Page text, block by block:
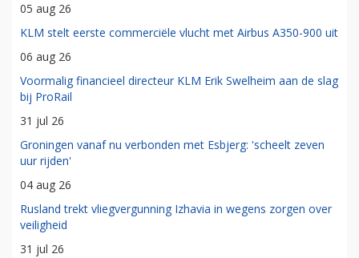
05 aug 26
KLM stelt eerste commerciële vlucht met Airbus A350-900 uit
06 aug 26
Voormalig financieel directeur KLM Erik Swelheim aan de slag
bij ProRail
31 jul 26
Groningen vanaf nu verbonden met Esbjerg: 'scheelt zeven
uur rijden'
04 aug 26
Rusland trekt vliegvergunning Izhavia in wegens zorgen over
veiligheid
31 jul 26